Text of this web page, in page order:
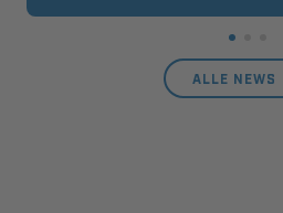
ALLE NEWS